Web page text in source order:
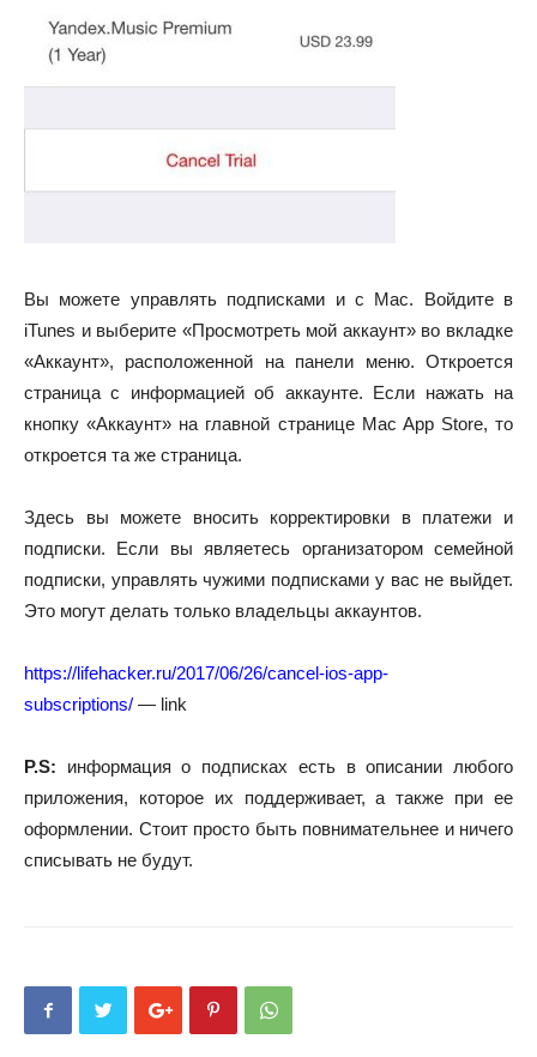
Вы можете управлять подписками и с Mac. Войдите в
iTunes и выберите «Просмотреть мой аккаунт» во вкладке
«Аккаунт», расположенной на панели меню. Откроется
страница с информацией об аккаунте. Если нажать на
кнопку «Аккаунт» на главной странице Mac App Store, то
откроется та же страница.
Здесь вы можете вносить корректировки в платежи и
подписки. Если вы являетесь организатором семейной
подписки, управлять чужими подписками у вас не выйдет.
Это могут делать только владельцы аккаунтов.
https://lifehacker.ru/2017/06/26/cancel-ios-app-
subscriptions/ — link
P.S: информация о подписках есть в описании любого
приложения, которое их поддерживает, а также при ее
оформлении. Стоит просто быть повнимательнее и ничего
списывать не будут.